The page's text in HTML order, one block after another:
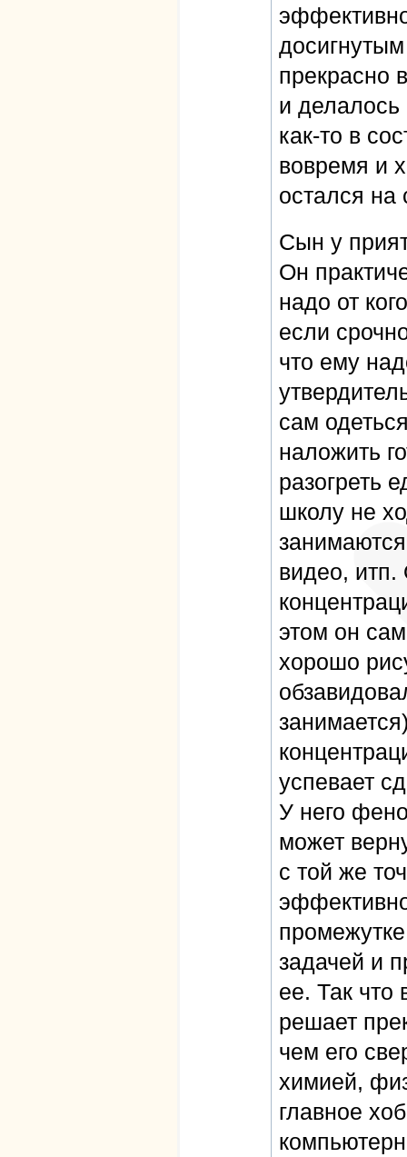
прекрасно
и делалось
как-то в
вовремя и
остался на
Сын у
Он
надо от
если
что ему
сам
наложить
разогреть
школу не
видео, итп.
этом он
хорошо
успевает
У него
может
с той же
задачей и
ее. Так что
решает
чем его
химией,
главное